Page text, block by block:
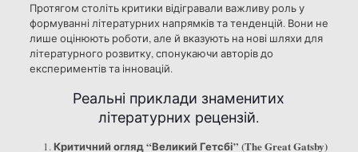
Протягом століть критики відігравали важливу роль у
формуванні літературних напрямків та тенденцій. Вони не
лише оцінюють роботи, але й вказують на нові шляхи для
літературного розвитку, спонукаючи авторів до
експериментів та інновацій.
Реальні приклади знаменитих
літературних рецензій.
Критичний огляд “Великий Гетсбі” (The Great Gatsby)